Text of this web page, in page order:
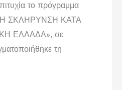
το πρόγραμμα
ΣΚΛΗΡΥΝΣΗ ΚΑΤΑ
ΕΛΛΑΔΑ», σε
τη